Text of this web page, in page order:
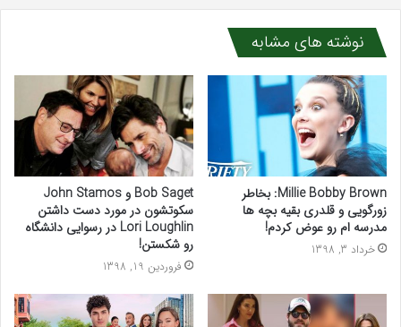
نوشته های مشابه
Millie Bobby Brown: بخاطر
زورگویی و قلدری بقیه بچه ها
مدرسه ام رو عوض کردم!
خرداد 3, 1398
Bob Saget و John Stamos
سکوتشون در مورد دست داشتن
Lori Loughlin در رسوایی دانشگاه
رو شکستن!
فروردین 19, 1398